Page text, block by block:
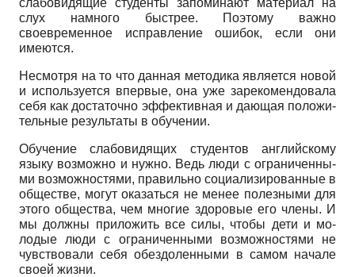
слух намного быстрее. Поэтому важно
своевременное ис­правление ошибок, если они
имеются.
Несмотря на то что данная методика является но­вой
и используется впервые, она уже зарекомендовала
себя как достаточно эффективная и дающая положи­
тельные результаты в обучении.
Обучение слабовидящих студентов английскому
языку возможно и нужно. Ведь люди с ограниченны­
ми возможностями, правильно социализированные в
обществе, могут оказаться не менее полезными для
этого общества, чем многие здоровые его члены. И
мы должны приложить все силы, чтобы дети и мо­
лодые люди с ограниченными возможностями не
чувствовали себя обездоленными в самом начале
своей жизни.